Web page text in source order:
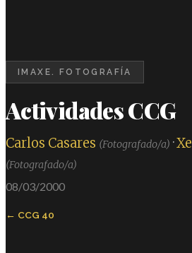
IMAXE. FOTOGRAFÍA
Actividades CCG
Carlos Casares (Fotografado/a) ·
(Fotografado/a)
08/03/2000
CCG 40